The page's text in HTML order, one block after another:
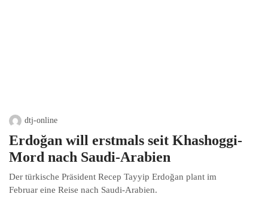
dtj-online
Erdoğan will erstmals seit Khashoggi-
Mord nach Saudi-Arabien
Der türkische Präsident Recep Tayyip Erdoğan plant im
Februar eine Reise nach Saudi-Arabien.